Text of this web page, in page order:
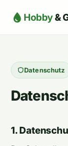
Hobby&
Datenschutz
1.